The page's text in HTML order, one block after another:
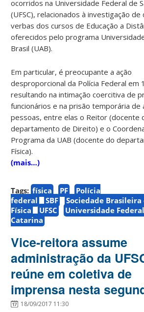
ocorridos na Universidade Federal de
(UFSC), relacionados à investigação
verbas dos cursos de Educação a
oferecidos pelo programa
Brasil (UAB).
Em particular, é preocupante a ação
desproporcional da Polícia Federal em
resultando na intimação coercitiva de
funcionários e na prisão temporária de
pessoas, entre elas o Reitor (docente
departamento de Direito) e o
Programa da UAB (docente do
Física).
(mais…)
Tags: física PF
Polícia
federal
SBF
Sociedade Brasileira
Física
UFSC
Universidade
Catarina
Vice-reitora assume
administração da
reúne em coletiva de
imprensa nesta
18/09/2017 11:30